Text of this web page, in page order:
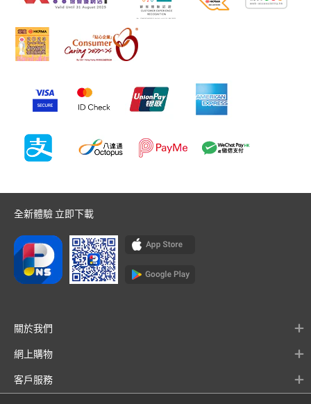
全新體驗 立即下載
關於我們
網上購物
客戶服務